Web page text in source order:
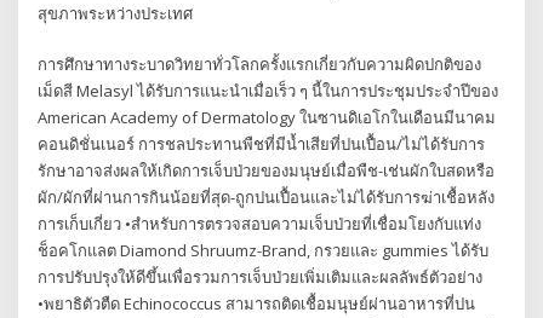
สุขภาพระหว่างประเทศ
การศึกษาทางระบาดวิทยาทั่วโลกครั้งแรกเกี่ยวกับความผิดปกติของ
เม็ดสี Melasyl ได้รับการแนะนำเมื่อเร็ว ๆ นี้ในการประชุมประจำปีของ
American Academy of Dermatology ในซานดิเอโกในเดือนมีนาคม
คอนดิชั่นเนอร์ การชลประทานพืชที่มีน้ำเสียที่ปนเปื้อน/ไม่ได้รับการ
รักษาอาจส่งผลให้เกิดการเจ็บป่วยของมนุษย์เมื่อพืช-เช่นผักใบสดหรือ
ผัก/ผักที่ผ่านการกินน้อยที่สุด-ถูกปนเปื้อนและไม่ได้รับการฆ่าเชื้อหลัง
การเก็บเกี่ยว •สำหรับการตรวจสอบความเจ็บป่วยที่เชื่อมโยงกับแท่ง
ช็อคโกแลต Diamond Shruumz-Brand, กรวยและ gummies ได้รับ
การปรับปรุงให้ดีขึ้นเพื่อรวมการเจ็บป่วยเพิ่มเติมและผลลัพธ์ตัวอย่าง
•พยาธิตัวตืด Echinococcus สามารถติดเชื้อมนุษย์ผ่านอาหารที่ปน